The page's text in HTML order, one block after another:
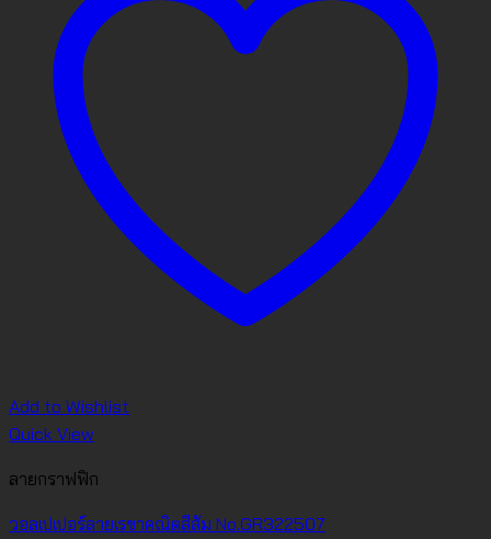
Add to Wishlist
Quick View
ลายกราฟฟิก
วอลเปเปอร์ลายเรขาคณิตสีส้ม No.GR322507